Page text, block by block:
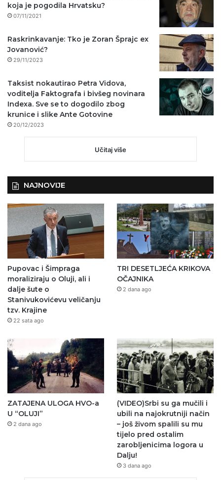
koja je pogodila Hrvatsku?
07/11/2021
Raskrinkavanje: Tko je Zoran Šprajc ex
Jovanović?
29/11/2023
Taksist nokautirao Petra Vidova,
voditelja Faktografa i bivšeg novinara
Indexa. Sve se to dogodilo zbog
krunice i slike Ante Gotovine
20/12/2023
Učitaj više
NAJNOVIJE
Pupovac i Šimpraga
moraliziraju o Oluji, ali i
dalje šute o
Stanivukovićevu veličanju
tzv. Krajine
22 sata ago
TRI DESETLJEĆA KRIKOVA
OČAJNIKA
2 dana ago
ZATAJENA ULOGA HVO-a
U “OLUJI”
2 dana ago
(VIDEO)Srbi su ga mučili i
ubili na najokrutniji način
– još živom spalili su mu
tijelo pred ostalim
zarobljenicima logora u
Dalju!
3 dana ago